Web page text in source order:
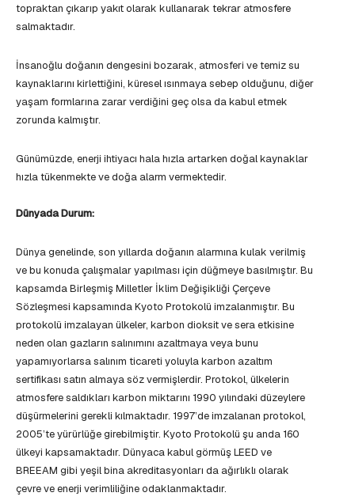
topraktan çıkarıp yakıt olarak kullanarak tekrar atmosfere
salmaktadır.
İnsanoğlu doğanın dengesini bozarak, atmosferi ve temiz su
kaynaklarını kirlettiğini, küresel ısınmaya sebep olduğunu, diğer
yaşam formlarına zarar verdiğini geç olsa da kabul etmek
zorunda kalmıştır.
Günümüzde, enerji ihtiyacı hala hızla artarken doğal kaynaklar
hızla tükenmekte ve doğa alarm vermektedir.
Dünyada Durum:
Dünya genelinde, son yıllarda doğanın alarmına kulak verilmiş
ve bu konuda çalışmalar yapılması için düğmeye basılmıştır. Bu
kapsamda Birleşmiş Milletler İklim Değişikliği Çerçeve
Sözleşmesi kapsamında Kyoto Protokolü imzalanmıştır. Bu
protokolü imzalayan ülkeler, karbon dioksit ve sera etkisine
neden olan gazların salınımını azaltmaya veya bunu
yapamıyorlarsa salınım ticareti yoluyla karbon azaltım
sertifikası satın almaya söz vermişlerdir. Protokol, ülkelerin
atmosfere saldıkları karbon miktarını 1990 yılındaki düzeylere
düşürmelerini gerekli kılmaktadır. 1997’de imzalanan protokol,
2005’te yürürlüğe girebilmiştir. Kyoto Protokolü şu anda 160
ülkeyi kapsamaktadır. Dünyaca kabul görmüş LEED ve
BREEAM gibi yeşil bina akreditasyonları da ağırlıklı olarak
çevre ve enerji verimliliğine odaklanmaktadır.